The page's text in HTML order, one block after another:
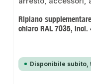
Ripiano
chiaro RAL 7035,
Disponibile subito,